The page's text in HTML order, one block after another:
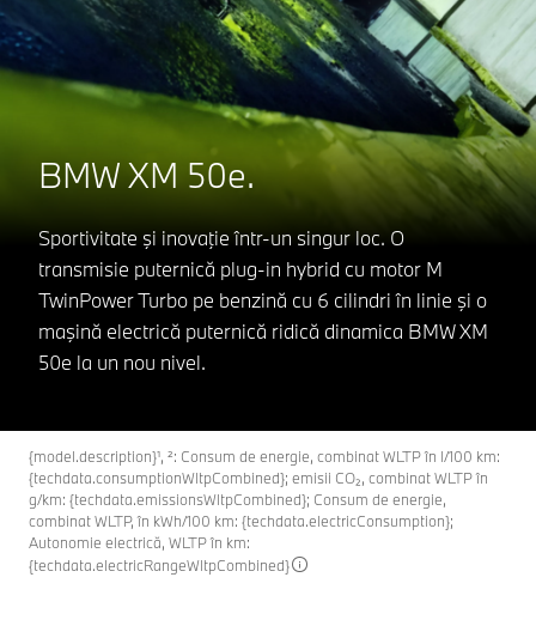
BMW XM 50e.
Sportivitate şi inovaţie într-un singur loc. O
transmisie puternică plug-in hybrid cu motor M
TwinPower Turbo pe benzină cu 6 cilindri în linie şi o
maşină electrică puternică ridică dinamica BMW XM
50e la un nou nivel.
{model.description}¹, ²: Consum de energie, combinat WLTP în l/100 km:
{techdata.consumptionWltpCombined}; emisii CO₂, combinat WLTP în
g/km: {techdata.emissionsWltpCombined}; Consum de energie,
combinat WLTP, în kWh/100 km: {techdata.electricConsumption};
Autonomie electrică, WLTP în km:
{techdata.electricRangeWltpCombined}